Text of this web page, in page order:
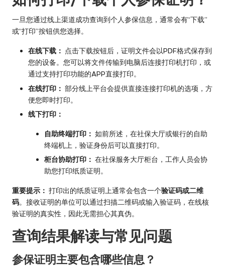
一旦您通过线上渠道成功查询到个人参保信息，通常会有“下载”
或“打印”按钮供您选择。
在线下载： 点击下载按钮后，证明文件会以PDF格式保存到
您的设备。您可以将文件传输到电脑后连接打印机打印，或
通过支持打印功能的APP直接打印。
在线打印： 部分线上平台会提供直接连接打印机的选项，方
便您即时打印。
线下打印：
自助终端打印： 如前所述，在社保大厅或银行的自助
终端机上，验证身份后可以直接打印。
柜台协助打印： 在社保服务大厅柜台，工作人员会协
助您打印纸质证明。
重要提示： 打印出的纸质证明上通常会包含一个验证码或二维
码。接收证明的单位可以通过扫描二维码或输入验证码，在线核
验证明的真实性，因此无需担心其真伪。
查询结果解读与常见问题
参保证明主要包含哪些信息？